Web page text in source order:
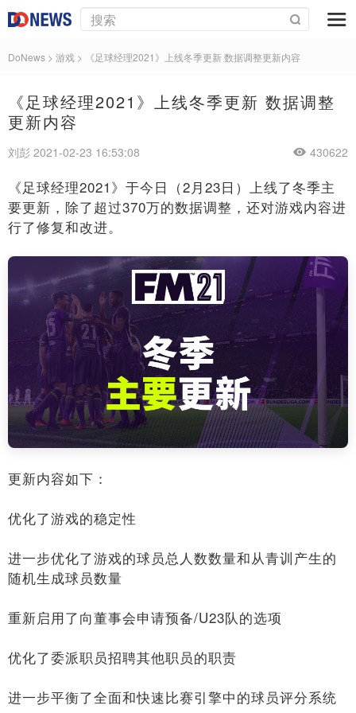
DoNews > 游戏 > 《足球经理2021》上线冬季更新 数据调整更新内容
《足球经理2021》上线冬季更新 数据调整
更新内容
刘彭 2021-02-23 16:53:08 430622
《足球经理2021》于今日（2月23日）上线了冬季主
要更新，除了超过370万的数据调整，还对游戏内容进
行了修复和改进。
更新内容如下：
优化了游戏的稳定性
进一步优化了游戏的球员总人数数量和从青训产生的
随机生成球员数量
重新启用了向董事会申请预备/U23队的选项
优化了委派职员招聘其他职员的职责
进一步平衡了全面和快速比赛引擎中的球员评分系统